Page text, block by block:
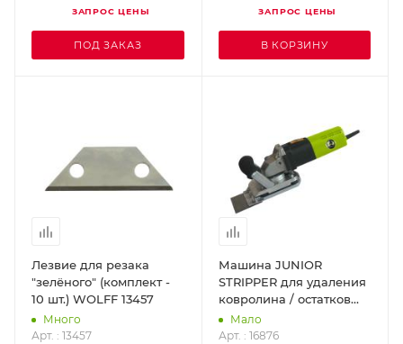
ЗАПРОС ЦЕНЫ
ПОД ЗАКАЗ
ЗАПРОС ЦЕНЫ
В КОРЗИНУ
Лезвие для резака
"зелёного" (комплект -
10 шт.) WOLFF 13457
Много
Арт. : 13457
Машина JUNIOR
STRIPPER для удаления
ковролина / остатков
покрытия / обоев /
WOLFF 16876
Мало
Арт. : 16876